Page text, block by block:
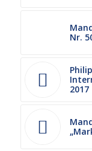
Nr.
2017